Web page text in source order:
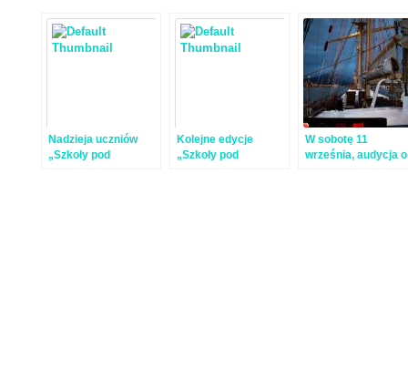
Nadzieja uczniów
„Szkoły pod
Kolejne edycje
„Szkoły pod
W sobotę 11
września, audycja o